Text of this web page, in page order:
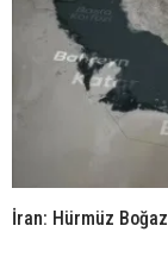
İran: Hürmüz